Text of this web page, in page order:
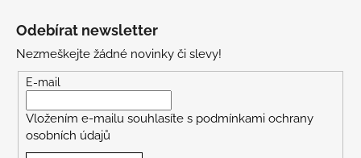
p
r
k
í
Odebírat newsletter
Nezmeškejte žádné novinky či slevy!
E-mail
Vložením e-mailu souhlasíte s podmínkami ochrany
osobních údajů